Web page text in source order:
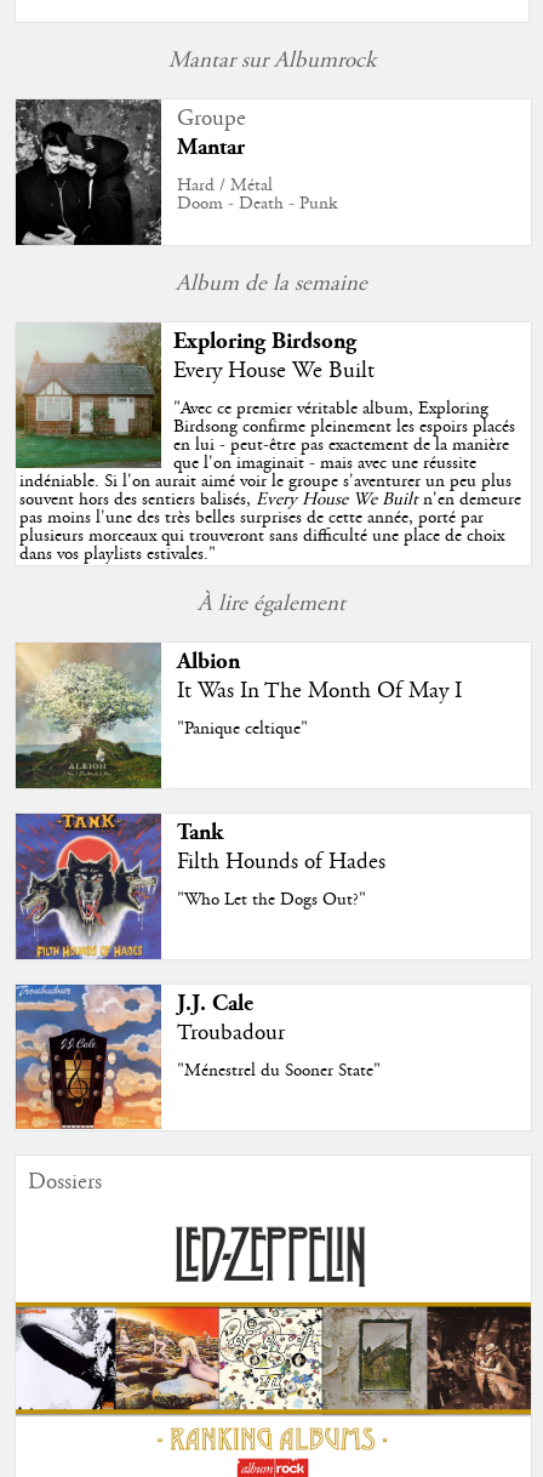
Mantar sur Albumrock
Groupe
Mantar
Hard / Métal
Doom - Death - Punk
Album de la semaine
Exploring Birdsong
Every House We Built
"Avec ce premier véritable album, Exploring
Birdsong confirme pleinement les espoirs placés
en lui - peut-être pas exactement de la manière
que l'on imaginait - mais avec une réussite
indéniable. Si l'on aurait aimé voir le groupe s'aventurer un peu plus
souvent hors des sentiers balisés,Every House We Builtn'en demeure
pas moins l'une des très belles surprises de cette année, porté par
plusieurs morceaux qui trouveront sans difficulté une place de choix
dans vos playlists estivales."
À lire également
Albion
It Was In The Month Of May I
"Panique celtique"
Tank
Filth Hounds of Hades
"Who Let the Dogs Out?"
J.J. Cale
Troubadour
"Ménestrel du Sooner State"
Dossiers